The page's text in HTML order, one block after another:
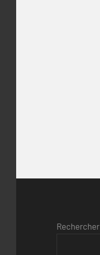
Rechercher